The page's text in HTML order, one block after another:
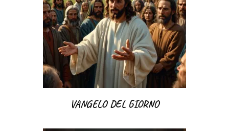
VANGELO DEL GIORNO